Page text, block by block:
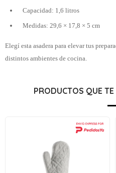
Capacidad: 1,6 litros
Medidas: 29,6 × 17,8 × 5 cm
Elegí esta asadera para elevar tus
distintos ambientes de cocina.
PRODUCTOS QUE